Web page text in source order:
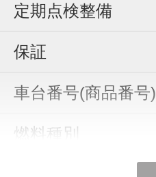
定期点検整備
保証
車台番号(商品番号)
燃料種別